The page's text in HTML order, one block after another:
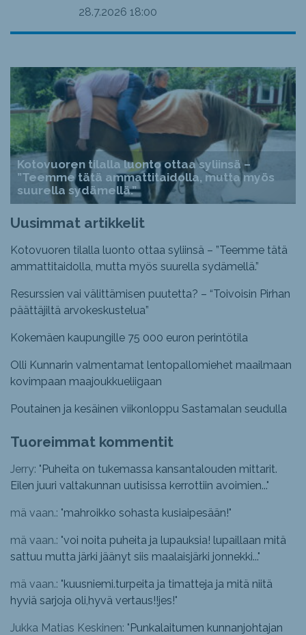
28.7.2026 18:00
Kotovuoren tilalla luonto ottaa syliinsä –
”Teemme tätä ammattitaidolla, mutta myös
suurella sydämellä.”
Uusimmat artikkelit
Kotovuoren tilalla luonto ottaa syliinsä – ”Teemme tätä
ammattitaidolla, mutta myös suurella sydämellä.”
Resurssien vai välittämisen puutetta? – “Toivoisin Pirhan
päättäjiltä arvokeskustelua”
Kokemäen kaupungille 75 000 euron perintötila
Olli Kunnarin valmentamat lentopallomiehet maailmaan
kovimpaan maajoukkueliigaan
Poutainen ja kesäinen viikonloppu Sastamalan seudulla
Tuoreimmat kommentit
Jerry: "Puheita on tukemassa kansantalouden mittarit.
Eilen juuri valtakunnan uutisissa kerrottiin avoimien..."
mä vaan.: "mahroikko sohasta kusiaipesään!"
mä vaan.: "voi noita puheita ja lupauksia! lupaillaan mitä
sattuu mutta järki jäänyt siis maalaisjärki jonnekki..."
mä vaan.: "kuusniemi.turpeita ja timatteja ja mitä niitä
hyviä sarjoja oli,hyvä vertaus!!jes!"
Jukka Matias Keskinen: "Punkalaitumen kunnanjohtajan